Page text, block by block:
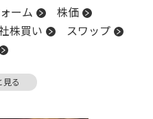
ーム
株価
株買い
スワップ
EPS
見る